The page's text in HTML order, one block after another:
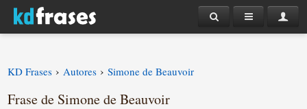
KD Frases › Autores › Simone de Beauvoir
Frase de Simone de Beauvoir